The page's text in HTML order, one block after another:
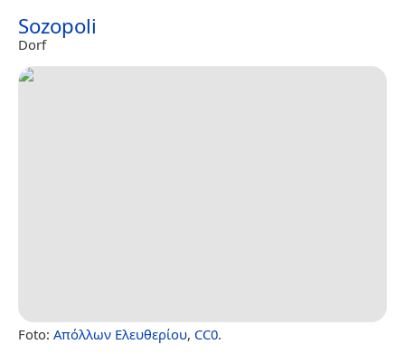
Sozopoli
Dorf
Foto: Απόλλων Ελευθερίου, CC0.